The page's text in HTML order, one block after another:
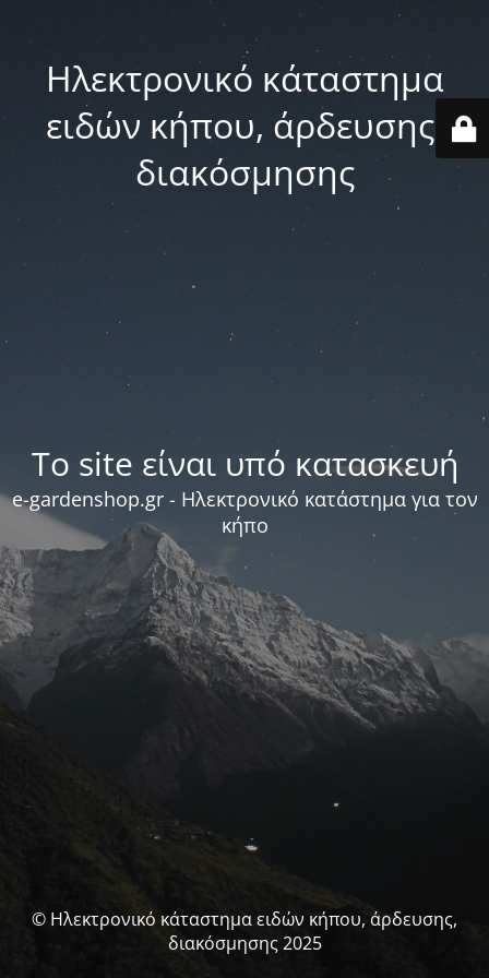
Ηλεκτρονικό κάταστημα
ειδών κήπου, άρδευσης,
διακόσμησης
Το site είναι υπό κατασκευή
e-gardenshop.gr - Ηλεκτρονικό κατάστημα για τον
κήπο
© Ηλεκτρονικό κάταστημα ειδών κήπου, άρδευσης,
διακόσμησης 2025